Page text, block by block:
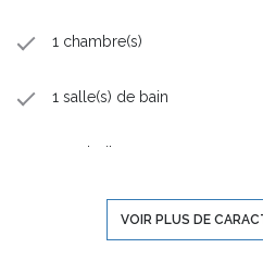
1 chambre(s)
1 salle(s) de bain
construit en 2024
VOIR PLUS DE